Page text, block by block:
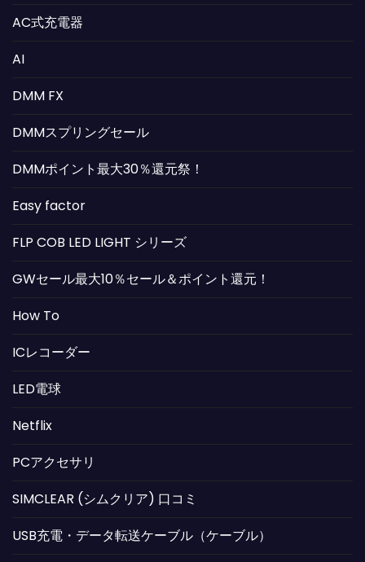
AC式充電器
AI
DMM FX
DMMスプリングセール
DMMポイント最大30％還元祭！
Easy factor
FLP COB LED LIGHT シリーズ
GWセール最大10％セール＆ポイント還元！
How To
ICレコーダー
LED電球
Netflix
PCアクセサリ
SIMCLEAR (シムクリア) 口コミ
USB充電・データ転送ケーブル（ケーブル）